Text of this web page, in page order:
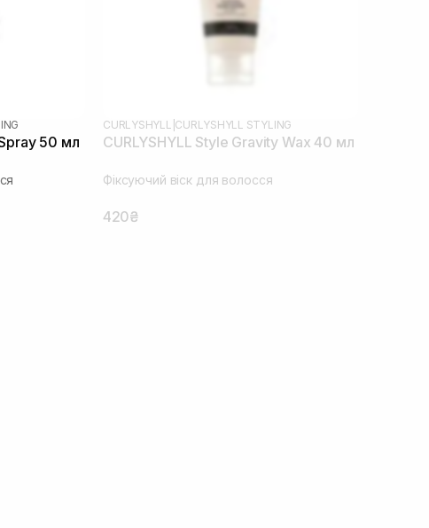
50 мл
CURLYSHYLL CURLYSHYLL STYLING
CURLYSHYLL Style Gravity Wax 40 мл
Фіксуючий віск для волосся
420₴